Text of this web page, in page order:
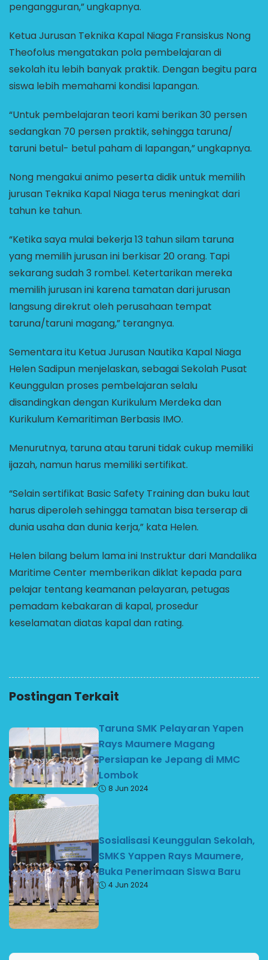
pengangguran,” ungkapnya.
Ketua Jurusan Teknika Kapal Niaga Fransiskus Nong
Theofolus mengatakan pola pembelajaran di
sekolah itu lebih banyak praktik. Dengan begitu para
siswa lebih memahami kondisi lapangan.
“Untuk pembelajaran teori kami berikan 30 persen
sedangkan 70 persen praktik, sehingga taruna/
taruni betul- betul paham di lapangan,” ungkapnya.
Nong mengakui animo peserta didik untuk memilih
jurusan Teknika Kapal Niaga terus meningkat dari
tahun ke tahun.
“Ketika saya mulai bekerja 13 tahun silam taruna
yang memilih jurusan ini berkisar 20 orang. Tapi
sekarang sudah 3 rombel. Ketertarikan mereka
memilih jurusan ini karena tamatan dari jurusan
langsung direkrut oleh perusahaan tempat
taruna/taruni magang,” terangnya.
Sementara itu Ketua Jurusan Nautika Kapal Niaga
Helen Sadipun menjelaskan, sebagai Sekolah Pusat
Keunggulan proses pembelajaran selalu
disandingkan dengan Kurikulum Merdeka dan
Kurikulum Kemaritiman Berbasis IMO.
Menurutnya, taruna atau taruni tidak cukup memiliki
ijazah, namun harus memiliki sertifikat.
“Selain sertifikat Basic Safety Training dan buku laut
harus diperoleh sehingga tamatan bisa terserap di
dunia usaha dan dunia kerja,” kata Helen.
Helen bilang belum lama ini Instruktur dari Mandalika
Maritime Center memberikan diklat kepada para
pelajar tentang keamanan pelayaran, petugas
pemadam kebakaran di kapal, prosedur
keselamatan diatas kapal dan rating.
Postingan Terkait
Taruna SMK Pelayaran Yapen
Rays Maumere Magang
Persiapan ke Jepang di MMC
Lombok
8 Jun 2024
Sosialisasi Keunggulan Sekolah,
SMKS Yappen Rays Maumere,
Buka Penerimaan Siswa Baru
4 Jun 2024